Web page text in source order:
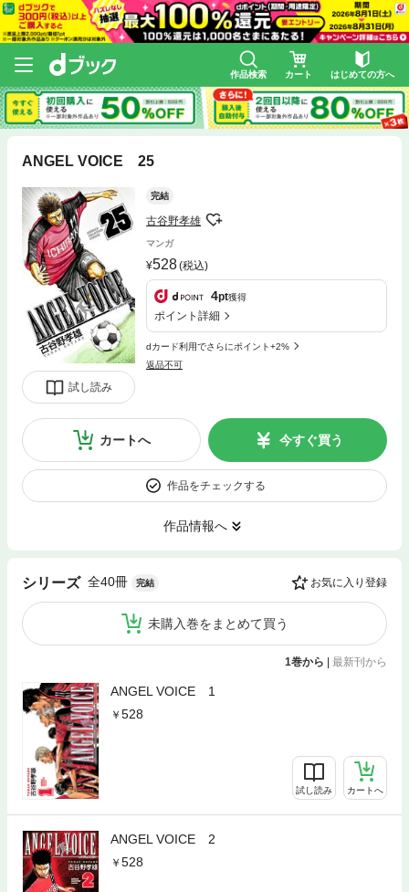
作品検索 カート はじめての方へ
ANGEL VOICE 25
試し読み
完結
古谷野孝雄
マンガ
528(税込)
4pt獲得
ポイント詳細
dカード利用でさらにポイント+2%
返品不可
カートへ 今すぐ買う
作品をチェックする
作品情報へ
シリーズ 全40冊 完結 お気に入り登録
未購入巻をまとめて買う
1巻から | 最新刊から
ANGEL VOICE 1
528
試し読み カートへ
ANGEL VOICE 2
528